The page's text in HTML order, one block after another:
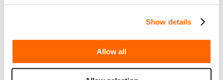
Show details
Allow all
dit graag met je af. Wil je jezelf verder ontwikkelen? Dan
groeien binnen onze organisatie.